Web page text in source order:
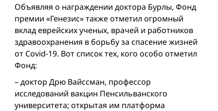
Объявляя о награждении доктора Бурлы, Фонд
премии «Генезис» также отметил огромный
вклад еврейских ученых, врачей и работников
здравоохранения в борьбу за спасение жизней
от Covid-19. Вот список тех, кого особо отметил
Фонд:
– доктор Дрю Вайссман, профессор
исследований вакцин Пенсильванского
университета; открытая им платформа